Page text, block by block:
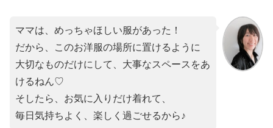
ママは、めっちゃほしい服があった！
だから、このお洋服の場所に置けるように
大切なものだけにして、大事なスペースをあ
けるねん♡
そしたら、お気に入りだけ着れて、
毎日気持ちよく、楽しく過ごせるから♪